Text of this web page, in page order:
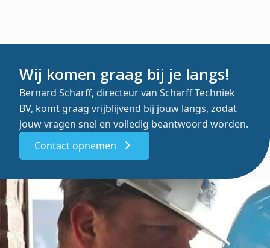
Wij komen graag bij je langs!
Bernard Scharff, directeur van Scharff Techniek
BV, komt graag vrijblijvend bij jouw langs, zodat
jouw vragen snel en volledig beantwoord worden.
Contact opnemen